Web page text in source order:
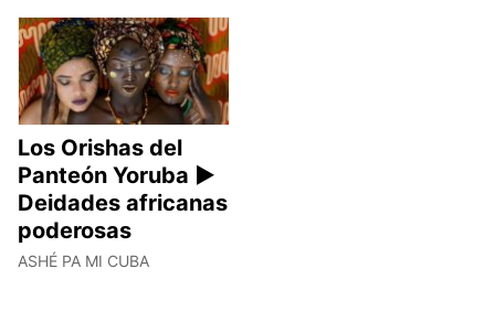
Los Orishas del
Panteón Yoruba ►
Deidades africanas
poderosas
ASHÉ PA MI CUBA